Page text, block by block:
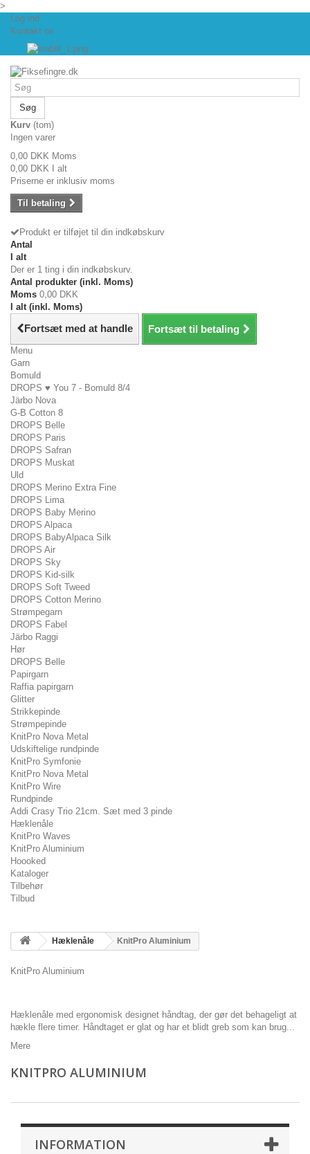
>
Log ind
Kontakt os
Søg
Kurv (tom)
Ingen varer
0,00 DKK Moms
0,00 DKK I alt
Priserne er inklusiv moms
Til betaling
Produkt er tilføjet til din indkøbskurv
Antal
I alt
Der er 1 ting i din indkøbskurv.
Antal produkter (inkl. Moms)
Moms 0,00 DKK
I alt (inkl. Moms)
Fortsæt med at handle Fortsæt til betaling
Menu
Garn
Bomuld
DROPS ♥ You 7 - Bomuld 8/4
Järbo Nova
G-B Cotton 8
DROPS Belle
DROPS Paris
DROPS Safran
DROPS Muskat
Uld
DROPS Merino Extra Fine
DROPS Lima
DROPS Baby Merino
DROPS Alpaca
DROPS BabyAlpaca Silk
DROPS Air
DROPS Sky
DROPS Kid-silk
DROPS Soft Tweed
DROPS Cotton Merino
Strømpegarn
DROPS Fabel
Järbo Raggi
Hør
DROPS Belle
Papirgarn
Raffia papirgarn
Glitter
Strikkepinde
Strømpepinde
KnitPro Nova Metal
Udskiftelige rundpinde
KnitPro Symfonie
KnitPro Nova Metal
KnitPro Wire
Rundpinde
Addi Crasy Trio 21cm. Sæt med 3 pinde
Hæklenåle
KnitPro Waves
KnitPro Aluminium
Hoooked
Kataloger
Tilbehør
Tilbud
Hæklenåle KnitPro Aluminium
KnitPro Aluminium
Hæklenåle med ergonomisk designet håndtag, der gør det behageligt at
hækle flere timer. Håndtaget er glat og har et blidt greb som kan brug...
Mere
KNITPRO ALUMINIUM
INFORMATION